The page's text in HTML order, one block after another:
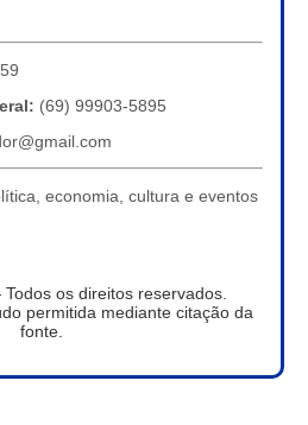
(69) 99903-5895
economia, cultura e eventos
os direitos reservados.
permitida mediante citação da
fonte.